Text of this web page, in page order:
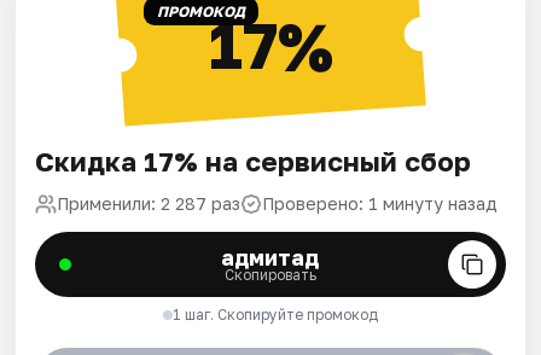
ПРОМОКОД17%
Скидка 17% на сервисный сбор
Применили: 2 287 раз Проверено: 1 минуту назад
адмитад
Скопировать
1 шаг. Скопируйте промокод